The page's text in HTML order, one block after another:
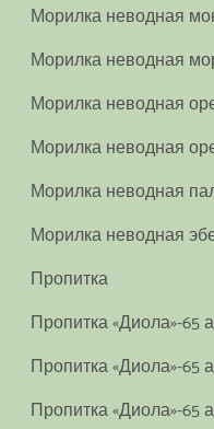
Морилка неводная
Морилка неводная
Морилка неводная
Морилка неводная
Морилка неводная
Морилка неводная
Пропитка
Пропитка «Диола»-65
Пропитка «Диола»-65
Пропитка «Диола»-65